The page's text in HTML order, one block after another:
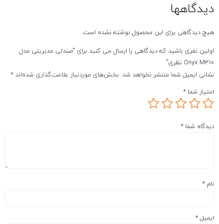
دیدگاهها
هیچ دیدگاهی برای این محصول نوشته نشده است.
اولین نفری باشید که دیدگاهی را ارسال می کنید برای “صندلی مدیریتی مدل
Onyx M310 نظری”
نشانی ایمیل شما منتشر نخواهد شد. بخش‌های موردنیاز علامت‌گذاری شده‌اند *
امتیاز شما *
دیدگاه شما *
نام *
ایمیل *